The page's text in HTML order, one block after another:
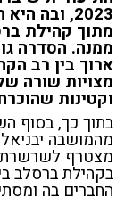
2023, ובה
מתוך קהילת
ממנה. הסדרה
ארוך בין רב
מצויות שורה
וקטינות
בתוך כך, בסוף
מצטרף לשרשרת
בקהילת ברסלב
החברים בה